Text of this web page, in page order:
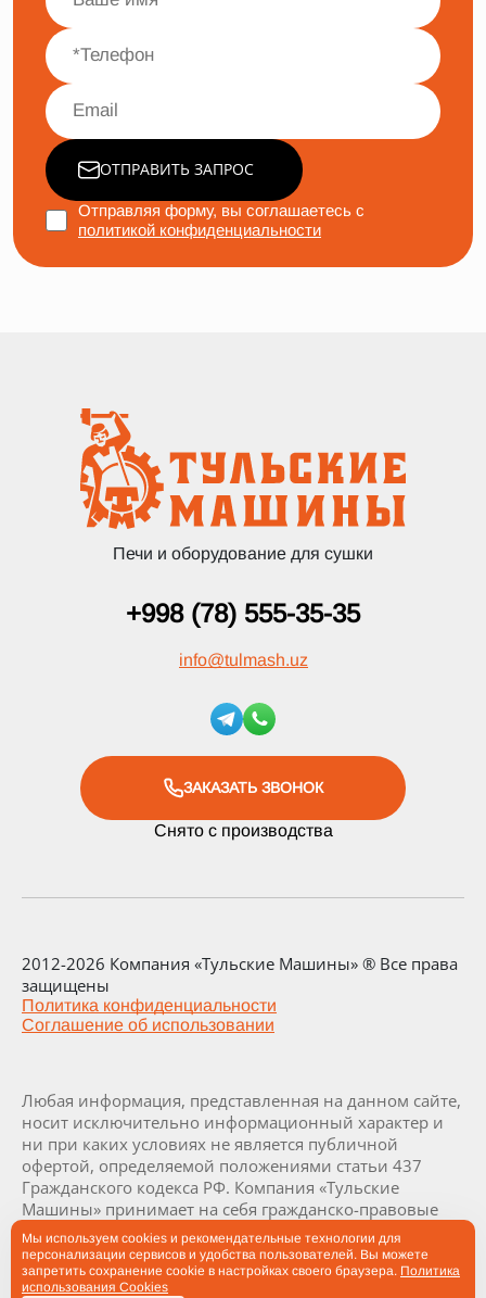
ОТПРАВИТЬ ЗАПРОС
Отправляя форму, вы соглашаетесь с
политикой конфиденциальности
Печи и оборудование для сушки
+998 (78) 555-35-35
info@tulmash.uz
ЗАКАЗАТЬ ЗВОНОК
Снято с производства
2012-2026 Компания «Тульские Машины» ® Все права
защищены
Политика конфиденциальности
Соглашение об использовании
Любая информация, представленная на данном сайте,
носит исключительно информационный характер и
ни при каких условиях не является публичной
офертой, определяемой положениями статьи 437
Гражданского кодекса РФ. Компания «Тульские
Машины» принимает на себя гражданско-правовые
обязательства исключительно в результате отдельно
и специально совершенных сделок. Визуализация и
комплектация заводов и их составляющих являются
Мы используем cookies и рекомендательные технологии для
персонализации сервисов и удобства пользователей. Вы можете
запретить сохранение cookie в настройках своего браузера. Политика
использования Cookies